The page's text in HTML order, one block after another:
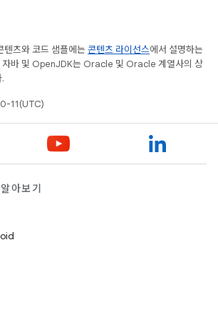
텐츠와 코드 샘플에는 콘텐츠 라이선스에서 설명하는
자바 및 OpenJDK는 Oracle 및 Oracle 계열사의 상
11(UTC)
아보기